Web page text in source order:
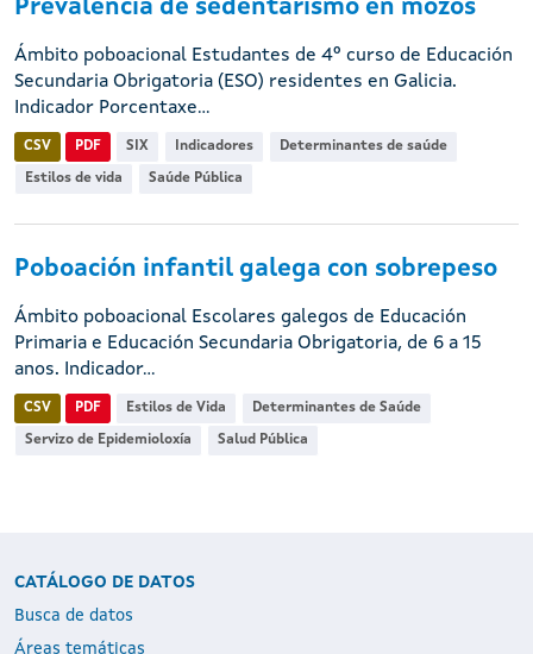
Prevalencia de sedentarismo en mozos
Ámbito poboacional Estudantes de 4º curso de Educación
Secundaria Obrigatoria (ESO) residentes en Galicia.
Indicador Porcentaxe...
CSV PDF SIX Indicadores Determinantes de saúde
Estilos de vida Saúde Pública
Poboación infantil galega con sobrepeso
Ámbito poboacional Escolares galegos de Educación
Primaria e Educación Secundaria Obrigatoria, de 6 a 15
anos. Indicador...
CSV PDF Estilos de Vida Determinantes de Saúde
Servizo de Epidemioloxía Salud Pública
CATÁLOGO DE DATOS
Busca de datos
Áreas temáticas